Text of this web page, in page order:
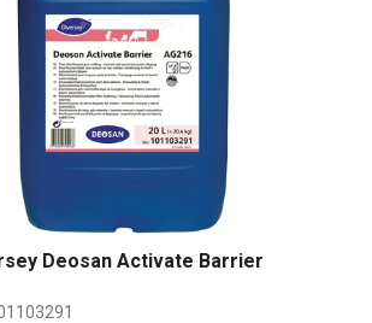
Deosan Activate Barrier